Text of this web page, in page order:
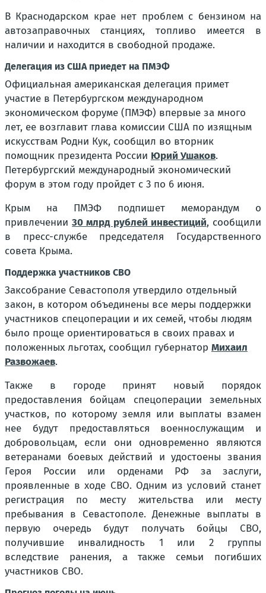
В Краснодарском крае нет проблем с бензином на
автозаправочных станциях, топливо имеется в
наличии и находится в свободной продаже.
Делегация из США приедет на ПМЭФ
Официальная американская делегация примет
участие в Петербургском международном
экономическом форуме (ПМЭФ) впервые за много
лет, ее возглавит глава комиссии США по изящным
искусствам Родни Кук, сообщил во вторник
помощник президента России Юрий Ушаков.
Петербургский международный экономический
форум в этом году пройдет с 3 по 6 июня.
Крым на ПМЭФ подпишет меморандум о
привлечении30 млрд рублей инвестиций, сообщили
в пресс-службе председателя Государственного
совета Крыма.
Поддержка участников СВО
Заксобрание Севастополя утвердило отдельный
закон, в котором объединены все меры поддержки
участников спецоперации и их семей, чтобы людям
было проще ориентироваться в своих правах и
положенных льготах, сообщил губернатор Михаил
Развожаев.
Также в городе принят новый порядок
предоставления бойцам спецоперации земельных
участков, по которому земля или выплаты взамен
нее будут предоставляться военнослужащим и
добровольцам, если они одновременно являются
ветеранами боевых действий и удостоены звания
Героя России или орденами РФ за заслуги,
проявленные в ходе СВО. Одним из условий станет
регистрация по месту жительства или месту
пребывания в Севастополе. Денежные выплаты в
первую очередь будут получать бойцы СВО,
получившие инвалидность 1 или 2 группы
вследствие ранения, а также семьи погибших
участников СВО.